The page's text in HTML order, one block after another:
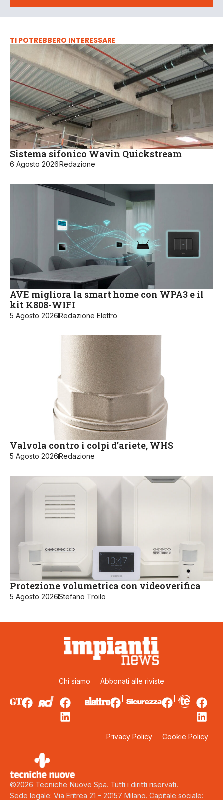
TI POTREBBERO INTERESSARE
Sistema sifonico Wavin Quickstream
6 Agosto 2026Redazione
AVE migliora la smart home con WPA3 e il
kit K808-WIFI
5 Agosto 2026Redazione Elettro
Valvola contro i colpi d’ariete, WHS
5 Agosto 2026Redazione
Protezione volumetrica con videoverifica
5 Agosto 2026Stefano Troilo
Chi siamo Abbonati alle riviste
Privacy Policy Cookie Policy
©2026 Tecniche Nuove Spa. Tutti i diritti riservati.
Sede legale: Via Eritrea 21 – 20157 Milano. Capitale sociale: